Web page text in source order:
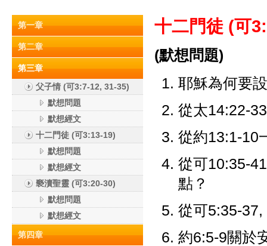
第一章
第二章
第三章
父子情 (可3:7-12, 31-35)
默想問題
默想經文
十二門徒 (可3:13-19)
默想問題
默想經文
褻瀆聖靈 (可3:20-30)
默想問題
默想經文
第四章
十二門徒 (可
(默想問題)
耶穌為何要
從太14:22-
從約13:1-10
從可10:35-
點？
從可5:35-
約6:5-9關於